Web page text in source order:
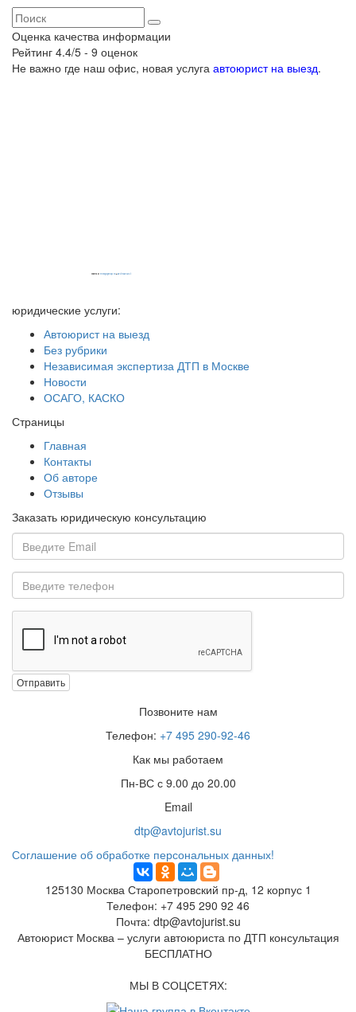
Оценка качества информации
Рейтинг 4.4/5 - 9 оценок
Не важно где наш офис, новая услуга автоюрист на выезд.
Powered by embedgooglemaps EN & iamsterdamcard.it
юридические услуги:
Автоюрист на выезд
Без рубрики
Независимая экспертиза ДТП в Москве
Новости
ОСАГО, КАСКО
Страницы
Главная
Контакты
Об авторе
Отзывы
Заказать юридическую консультацию
Отправить
Позвоните нам
Телефон: +7 495 290-92-46
Как мы работаем
Пн-ВС с 9.00 до 20.00
Email
dtp@avtojurist.su
Соглашение об обработке персональных данных!
125130 Москва Старопетровский пр-д, 12 корпус 1
Телефон: +7 495 290 92 46
Почта: dtp@avtojurist.su
Автоюрист Москва – услуги автоюриста по ДТП консультация
БЕСПЛАТНО
МЫ В СОЦСЕТЯХ: